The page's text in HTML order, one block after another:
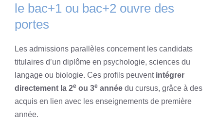
le bac+1 ou bac+2 ouvre des
portes
Les admissions parallèles concernent les candidats
titulaires d’un diplôme en psychologie, sciences du
langage ou biologie. Ces profils peuvent intégrer
directement la 2e ou 3e année du cursus, grâce à des
acquis en lien avec les enseignements de première
année.